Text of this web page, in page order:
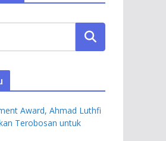
Award, Ahmad Luthfi
Terobosan untuk